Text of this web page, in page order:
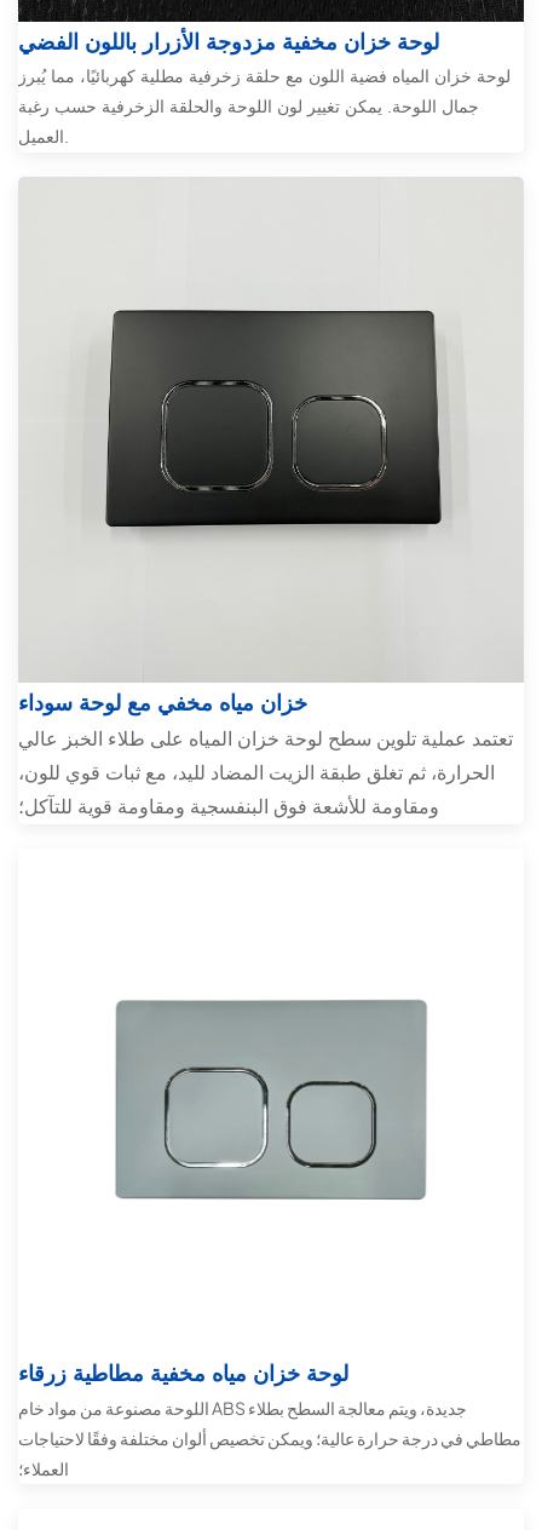
لوحة خزان مخفية مزدوجة الأزرار باللون الفضي
لوحة خزان المياه فضية اللون مع حلقة زخرفية مطلية كهربائيًا، مما يُبرز
جمال اللوحة. يمكن تغيير لون اللوحة والحلقة الزخرفية حسب رغبة
خزان مياه مخفي مع لوحة سوداء
تعتمد عملية تلوين سطح لوحة خزان المياه على طلاء الخبز عالي
الحرارة، ثم تغلق طبقة الزيت المضاد لليد، مع ثبات قوي للون،
ومقاومة للأشعة فوق البنفسجية ومقاومة قوية للتآكل؛
لوحة خزان مياه مخفية مطاطية زرقاء
اللوحة مصنوعة من مواد خام ABS جديدة، ويتم معالجة السطح بطلاء
مطاطي في درجة حرارة عالية؛ ويمكن تخصيص ألوان مختلفة وفقًا لاحتياجات
العملاء؛